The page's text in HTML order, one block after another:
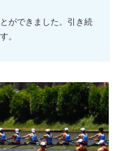
ができました。引き続
。